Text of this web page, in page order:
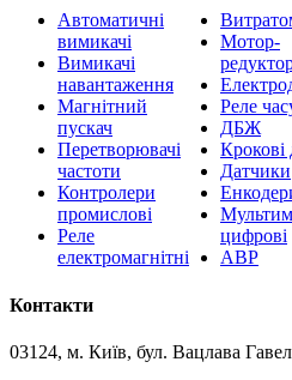
Автоматичні
вимикачі
Вимикачі
навантаження
Магнітний
пускач
Перетворювачі
частоти
Контролери
промислові
Реле
електромагнітні
Мотор-
Реле
ДБЖ
Крокові
Датчики
цифрові
АВР
Контакти
03124, м. Київ, бул. Вацлава